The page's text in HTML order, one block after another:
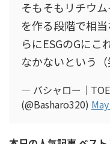
そもそもリチウ
を作る段階で相
らにESGのGに
なかないという（
— バシャロー｜
(@Basharo320)